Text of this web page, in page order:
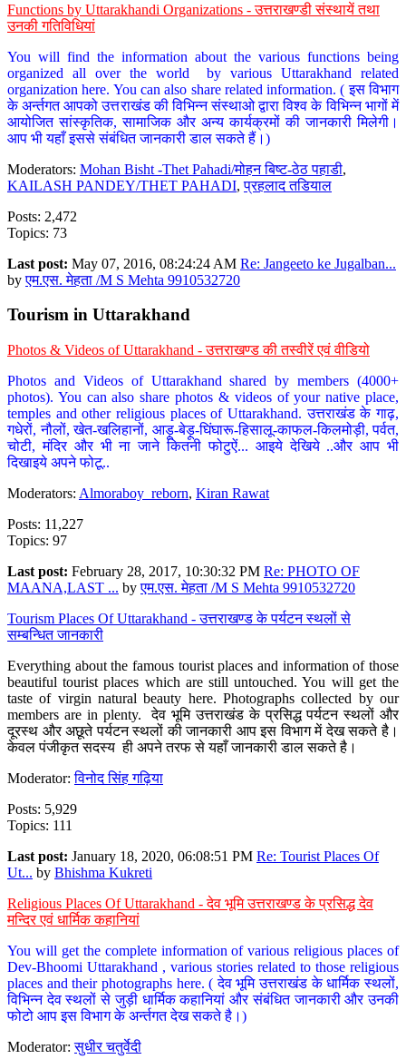
Functions by Uttarakhandi Organizations - उत्तराखण्डी संस्थायें तथा
उनकी गतिविधियां
You will find the information about the various functions being
organized all over the world by various Uttarakhand related
organization here. You can also share related information. ( इस विभाग
के अर्न्तगत आपको उत्तराखंड की विभिन्न संस्थाओ द्वारा विश्व के विभिन्न भागों में
आयोजित सांस्कृतिक, सामाजिक और अन्य कार्यक्रमों की जानकारी मिलेगी।
आप भी यहाँ इससे संबंधित जानकारी डाल सकते हैं।)
Moderators: Mohan Bisht -Thet Pahadi/मोहन बिष्ट-ठेठ पहाडी,
KAILASH PANDEY/THET PAHADI,प्रहलाद तडियाल
Posts: 2,472
Topics: 73
Last post: May 07, 2016, 08:24:24 AM Re: Jangeeto ke Jugalban...
byएम.एस. मेहता /M S Mehta 9910532720
Tourism in Uttarakhand
Photos & Videos of Uttarakhand - उत्तराखण्ड की तस्वीरें एवं वीडियो
Photos and Videos of Uttarakhand shared by members (4000+
photos). You can also share photos & videos of your native place,
temples and other religious places of Uttarakhand. उत्तराखंड के गाढ़,
गधेरों, नौलों, खेत-खलिहानों, आड़ू-बेड़ू-घिंघारू-हिसालू-काफल-किलमोड़ी, पर्वत,
चोटी, मंदिर और भी ना जाने कितनी फोटुऐं... आइये देखिये ..और आप भी
दिखाइये अपने फोटू..
Moderators: Almoraboy_reborn, Kiran Rawat
Posts: 11,227
Topics: 97
Last post: February 28, 2017, 10:30:32 PM Re: PHOTO OF
MAANA,LAST ... byएम.एस. मेहता /M S Mehta 9910532720
Tourism Places Of Uttarakhand - उत्तराखण्ड के पर्यटन स्थलों से
सम्बन्धित जानकारी
Everything about the famous tourist places and information of those
beautiful tourist places which are still untouched. You will get the
taste of virgin natural beauty here. Photographs collected by our
members are in plenty. देव भूमि उत्तराखंड के प्रसिद्ध पर्यटन स्थलों और
दूरस्थ और अछूते पर्यटन स्थलों की जानकारी आप इस विभाग में देख सकते है।
केवल पंजीकृत सदस्य ही अपने तरफ से यहाँ जानकारी डाल सकते है।
Moderator:विनोद सिंह गढ़िया
Posts: 5,929
Topics: 111
Last post: January 18, 2020, 06:08:51 PM Re: Tourist Places Of
Ut... by Bhishma Kukreti
Religious Places Of Uttarakhand - देव भूमि उत्तराखण्ड के प्रसिद्ध देव
मन्दिर एवं धार्मिक कहानियां
You will get the complete information of various religious places of
Dev-Bhoomi Uttarakhand , various stories related to those religious
places and their photographs here. ( देव भूमि उत्तराखंड के धार्मिक स्थलों,
विभिन्न देव स्थलों से जुड़ी धार्मिक कहानियां और संबंधित जानकारी और उनकी
फोटो आप इस विभाग के अर्न्तगत देख सकते है।)
Moderator:सुधीर चतुर्वेदी